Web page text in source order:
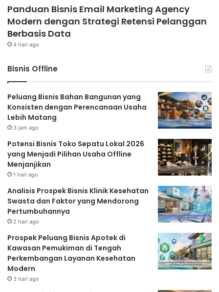
Panduan Bisnis Email Marketing Agency
Modern dengan Strategi Retensi Pelanggan
Berbasis Data
4 hari ago
Bisnis Offline
Peluang Bisnis Bahan Bangunan yang
Konsisten dengan Perencanaan Usaha
Lebih Matang
3 jam ago
Potensi Bisnis Toko Sepatu Lokal 2026
yang Menjadi Pilihan Usaha Offline
Menjanjikan
1 hari ago
Analisis Prospek Bisnis Klinik Kesehatan
Swasta dan Faktor yang Mendorong
Pertumbuhannya
2 hari ago
Prospek Peluang Bisnis Apotek di
Kawasan Pemukiman di Tengah
Perkembangan Layanan Kesehatan
Modern
3 hari ago